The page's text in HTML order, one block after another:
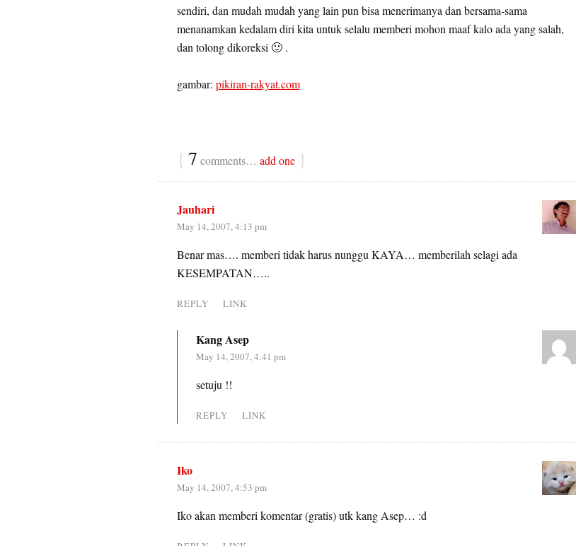
sendiri, dan mudah mudah yang lain pun bisa menerimanya dan bersama-sama
menanamkan kedalam diri kita untuk selalu memberi mohon maaf kalo ada yang salah,
dan tolong dikoreksi 🙂 .
gambar: pikiran-rakyat.com
{ 7 comments… add one }
Jauhari
May 14, 2007, 4:13 pm
Benar mas…. memberi tidak harus nunggu KAYA… memberilah selagi ada
KESEMPATAN…..
REPLY LINK
Kang Asep
May 14, 2007, 4:41 pm
setuju !!
REPLY LINK
Iko
May 14, 2007, 4:53 pm
Iko akan memberi komentar (gratis) utk kang Asep… :d